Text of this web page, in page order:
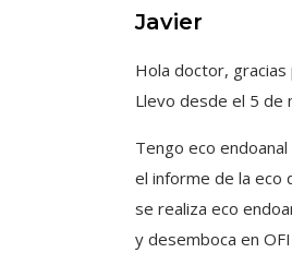
Javier
Hola doctor, gracias
Llevo desde el 5 de
Tengo eco
el informe de la eco
se realiza eco
y desemboca en